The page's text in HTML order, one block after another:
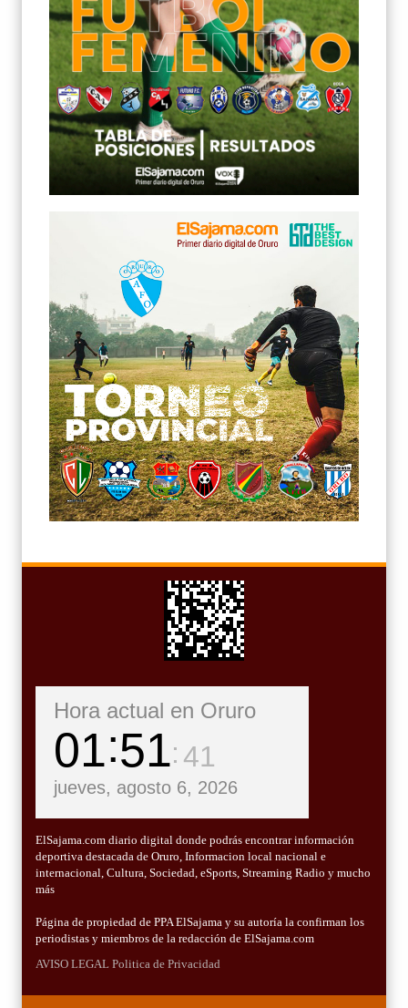
Hora actual en Oruro
01 51 43
jueves, agosto 6, 2026
ElSajama.com diario digital donde podrás encontrar información
deportiva destacada de Oruro, Informacion local nacional e
internacional, Cultura, Sociedad, eSports, Streaming Radio y mucho
más
Página de propiedad de PPA ElSajama y su autoría la confirman los
periodistas y miembros de la redacción de ElSajama.com
AVISO LEGAL Politica de Privacidad